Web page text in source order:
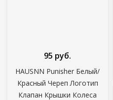
HAUSNN Punisher Белый/
Красный Череп Логотип
Клапан Крышки Колеса
95 руб.